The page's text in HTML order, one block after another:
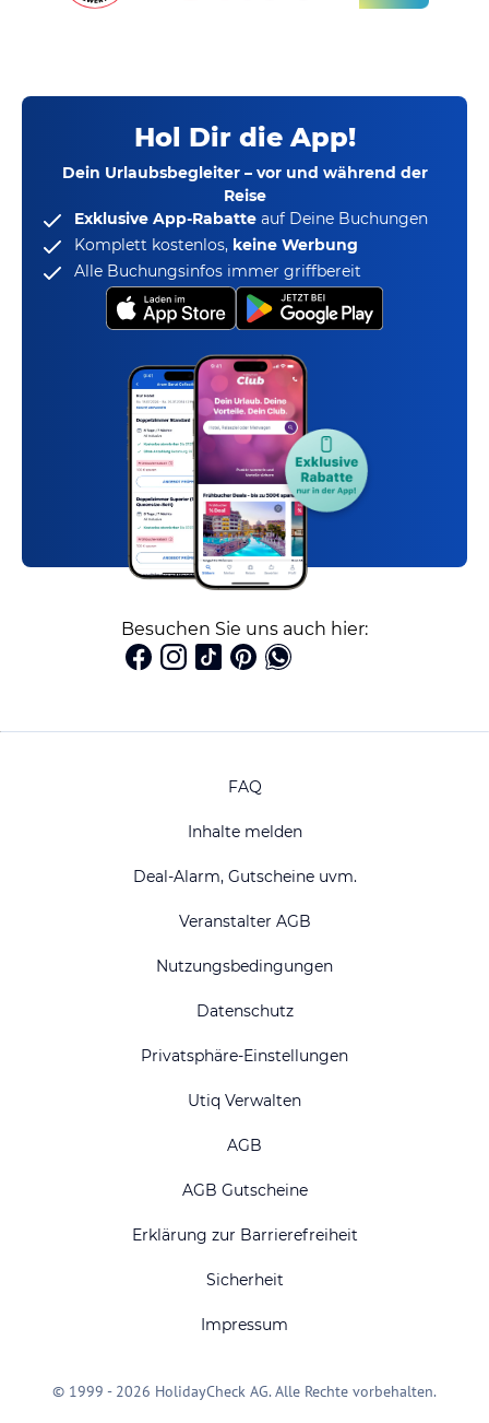
Hol Dir die App!
Dein Urlaubsbegleiter – vor und während der
Reise
Exklusive App-Rabatte auf Deine Buchungen
Komplett kostenlos, keine Werbung
Alle Buchungsinfos immer griffbereit
Besuchen Sie uns auch hier:
FAQ
Inhalte melden
Deal-Alarm, Gutscheine uvm.
Veranstalter AGB
Nutzungsbedingungen
Datenschutz
Privatsphäre-Einstellungen
Utiq Verwalten
AGB
AGB Gutscheine
Erklärung zur Barrierefreiheit
Sicherheit
Impressum
© 1999 - 2026 HolidayCheck AG. Alle Rechte vorbehalten.